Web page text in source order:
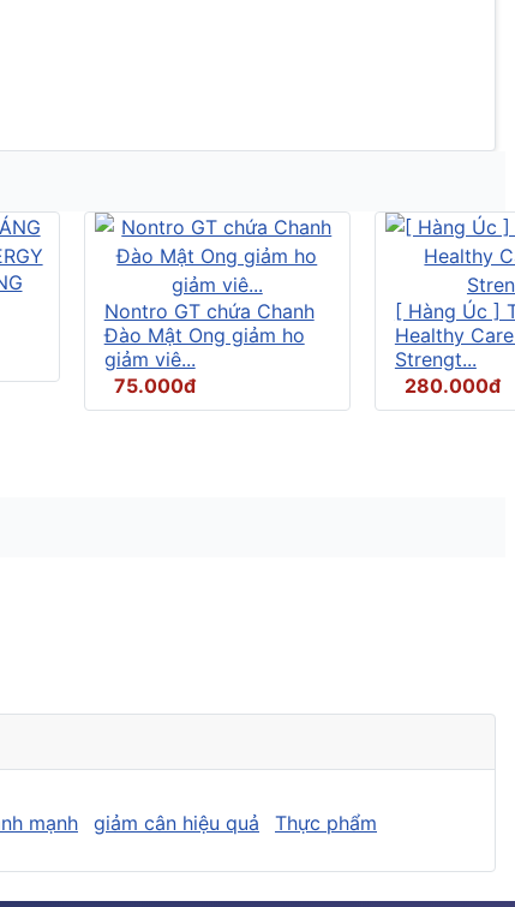
Nontro GT chứa Chanh
Đào Mật Ong giảm ho
giảm viê...
75.000đ
[ Hàng Úc ]
Healthy
Strengt...
280.000đ
mạnh giảm cân hiệu quả Thực phẩm